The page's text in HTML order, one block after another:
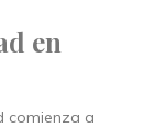
en
comienza a